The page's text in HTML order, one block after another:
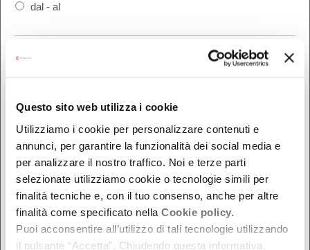
Questo sito web utilizza i cookie
Utilizziamo i cookie per personalizzare contenuti e
annunci, per garantire la funzionalità dei social media e
per analizzare il nostro traffico. Noi e terze parti
selezionate utilizziamo cookie o tecnologie simili per
finalità tecniche e, con il tuo consenso, anche per altre
finalità come specificato nella Cookie policy.
Puoi acconsentire all’utilizzo di tali tecnologie utilizzando
il pulsante “Accetta”. Chiudendo questa informativa,
dal - al
Ferrara
Forlì-Cesena
Modena
Parma
Piacenza
Ravenna
Reggio Emilia